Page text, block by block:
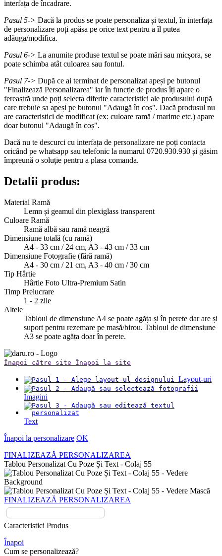
interfața de încadrare.
Pasul 5-> Dacă la produs se poate personaliza și textul, în interfața
de personalizare poți apăsa pe orice text pentru a îl putea
adăuga/modifica.
Pasul 6-> La anumite produse textul se poate mări sau micșora, se
poate schimba atât culoarea sau fontul.
Pasul 7-> După ce ai terminat de personalizat apeși pe butonul
"Finalizează Personalizarea" iar în funcție de produs îți apare o
fereastră unde poți selecta diferite caracteristici ale produsului după
care trebuie sa apeși pe butonul "Adaugă în coș". Dacă produsul nu
are caracteristici de modificat (ex: culoare ramă / marime etc.) apare
doar butonul "Adaugă în coș".
Dacă nu te descurci cu interfața de personalizare ne poți contacta
oricând pe whatsapp sau telefonic la numarul 0720.930.930 și găsim
împreună o soluție pentru a plasa comanda.
Detalii produs:
Material Ramă
Lemn și geamul din plexiglass transparent
Culoare Ramă
Ramă albă sau ramă neagră
Dimensiune totală (cu ramă)
A4 - 33 cm / 24 cm, A3 - 43 cm / 33 cm
Dimensiune Fotografie (fără ramă)
A4 - 30 cm / 21 cm, A3 - 40 cm / 30 cm
Tip Hârtie
Hârtie Foto Ultra-Premium Satin
Timp Prelucrare
1 - 2 zile
Altele
Tabloul de dimensiune A4 se poate agăța și în perete dar are și
suport pentru rezemare pe masă/birou. Tabloul de dimensiune
A3 se poate agăța doar în perete.
Înapoi către site Înapoi la site
Layout-uri
Imagini
Text
Înapoi la personalizare OK
FINALIZEAZĂ PERSONALIZAREA
Tablou Personalizat Cu Poze Și Text - Colaj 55
FINALIZEAZĂ PERSONALIZAREA
Caracteristici Produs
Înapoi
Cum se personalizează?